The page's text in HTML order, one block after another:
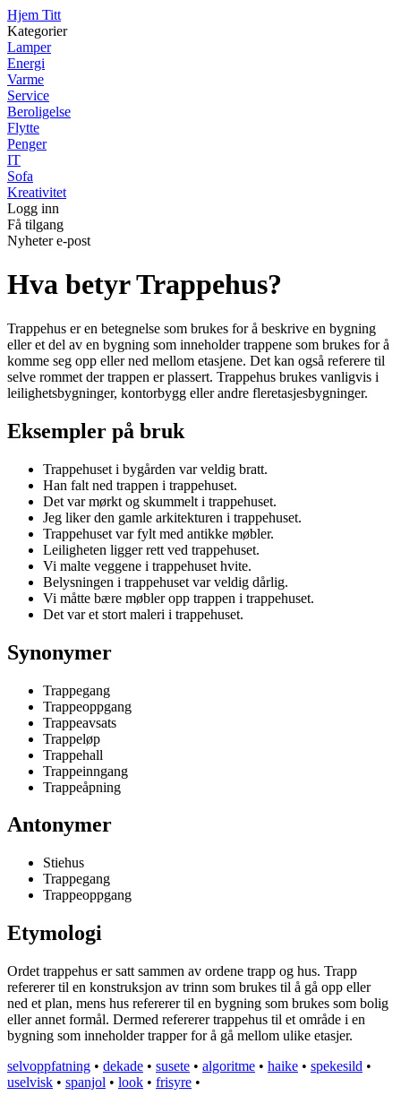
Hjem Titt
Kategorier
Lamper
Energi
Varme
Service
Beroligelse
Flytte
Penger
IT
Sofa
Kreativitet
Logg inn
Få tilgang
Nyheter e-post
Hva betyr Trappehus?
Trappehus er en betegnelse som brukes for å beskrive en bygning
eller et del av en bygning som inneholder trappene som brukes for å
komme seg opp eller ned mellom etasjene. Det kan også referere til
selve rommet der trappen er plassert. Trappehus brukes vanligvis i
leilighetsbygninger, kontorbygg eller andre fleretasjesbygninger.
Eksempler på bruk
Trappehuset i bygården var veldig bratt.
Han falt ned trappen i trappehuset.
Det var mørkt og skummelt i trappehuset.
Jeg liker den gamle arkitekturen i trappehuset.
Trappehuset var fylt med antikke møbler.
Leiligheten ligger rett ved trappehuset.
Vi malte veggene i trappehuset hvite.
Belysningen i trappehuset var veldig dårlig.
Vi måtte bære møbler opp trappen i trappehuset.
Det var et stort maleri i trappehuset.
Synonymer
Trappegang
Trappeoppgang
Trappeavsats
Trappeløp
Trappehall
Trappeinngang
Trappeåpning
Antonymer
Stiehus
Trappegang
Trappeoppgang
Etymologi
Ordet trappehus er satt sammen av ordene trapp og hus. Trapp
refererer til en konstruksjon av trinn som brukes til å gå opp eller
ned et plan, mens hus refererer til en bygning som brukes som bolig
eller annet formål. Dermed refererer trappehus til et område i en
bygning som inneholder trapper for å gå mellom ulike etasjer.
selvoppfatning • dekade • susete • algoritme • haike • spekesild •
uselvisk • spanjol • look • frisyre •